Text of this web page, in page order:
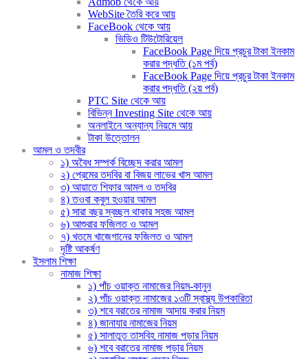
WebSite তৈরি করে আয়
FaceBook থেকে আয়
ভিডিও টিউটোরিয়েল
FaceBook Page দিয়ে প্রচুর টাকা ইনকাম
করার পদ্ধতি (১ম পর্ব)
FaceBook Page দিয়ে প্রচুর টাকা ইনকাম
করার পদ্ধতি (২য় পর্ব)
PTC Site থেকে আয়
বিভিন্ন Investing Site থেকে আয়
অনলাইনে অন্যান্য নিয়মে আয়
টাকা উত্তোলন
আমল ও তদবীর
১) অবৈধ সম্পর্ক বিচ্ছেদ করার আমল
২) প্রেমের তদবির বা বিজয় লাভের খাস আমল
৩) আয়াতে শিফার আমল ও তদবির
৪) তওবা কবুল হওয়ার আমল
৫) সারা বছর স্বচ্ছল থাকার সহজ আমল
৬) আশুরার ফজিলত ও আমল
৭) খতমে খাজেগানের ফজিলত ও আমল
দৃষ্টি আকর্ষণ
ইসলাম শিক্ষা
নামাজ শিক্ষা
১) পাঁচ ওয়াক্ত নামাজের নিয়ম-কানুন
২) পাঁচ ওয়াক্ত নামাজের ১৩টি স্বাস্থ্য উপকারিতা
৩) শবে বরাতের নামাজ আদায় করার নিয়ম
৪) জানাযার নামাজের নিয়ম
৫) সালাতুত তাসবিহ নামাজ পড়ার নিয়ম
৬) শবে বরাতের নামাজ পড়ার নিয়ম